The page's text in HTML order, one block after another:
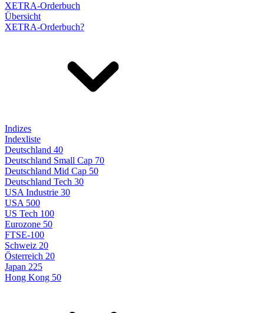
XETRA-Orderbuch
Übersicht
XETRA-Orderbuch?
Indizes
Indexliste
Deutschland 40
Deutschland Small Cap 70
Deutschland Mid Cap 50
Deutschland Tech 30
USA Industrie 30
USA 500
US Tech 100
Eurozone 50
FTSE-100
Schweiz 20
Österreich 20
Japan 225
Hong Kong 50